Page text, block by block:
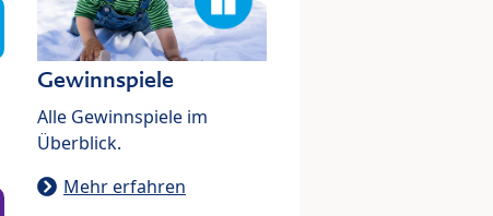
Gewinnspiele
Alle Gewinnspiele im
Überblick.
Mehr erfahren